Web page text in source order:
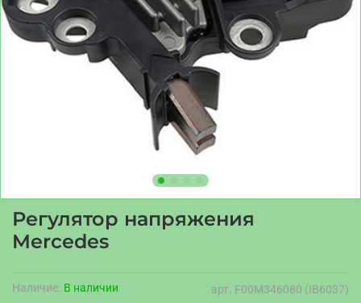
арт. F00M346080 (IB6037)
Наличие: В наличии
Регулятор напряжения
Mercedes